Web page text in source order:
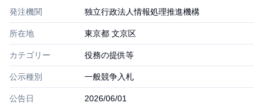
発注機関 独立行政法人情報処理推進機構
所在地 東京都 文京区
カテゴリー 役務の提供等
公示種別 一般競争入札
公告日 2026/06/01